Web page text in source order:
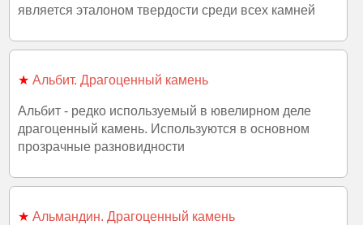
является эталоном твердости среди всех камней
★ Альбит. Драгоценный камень
Альбит - редко используемый в ювелирном деле
драгоценный камень. Используются в основном
прозрачные разновидности
★ Альмандин. Драгоценный камень